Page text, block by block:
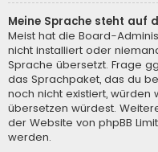
Meine Sprache steht auf
Meist hat die Board-
nicht installiert oder
Sprache übersetzt. Frage
das Sprachpaket, das du
noch nicht existiert, würden
übersetzen würdest.
der Website von phpBB
werden.